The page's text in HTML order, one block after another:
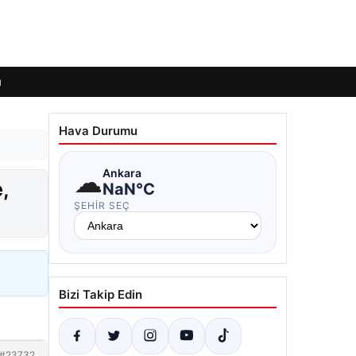
Hava Durumu
☁Ankara
NaN°C
ŞEHIR SEÇ
Bizi Takip Edin